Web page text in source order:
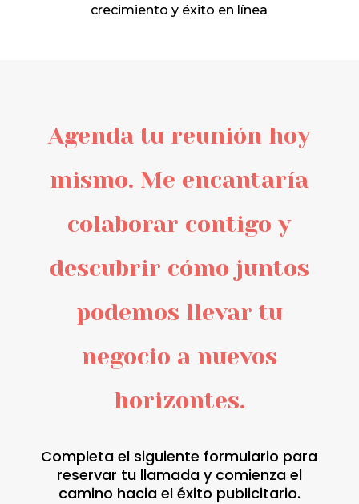
crecimiento y éxito en línea
Agenda tu reunión hoy
mismo. Me encantaría
colaborar contigo y
descubrir cómo juntos
podemos llevar tu
negocio a nuevos
horizontes.
Completa el siguiente formulario para
reservar tu llamada y comienza el
camino hacia el éxito publicitario.